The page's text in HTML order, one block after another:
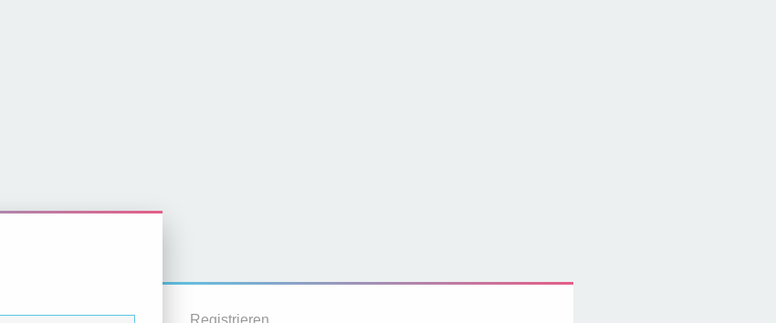
Registrieren